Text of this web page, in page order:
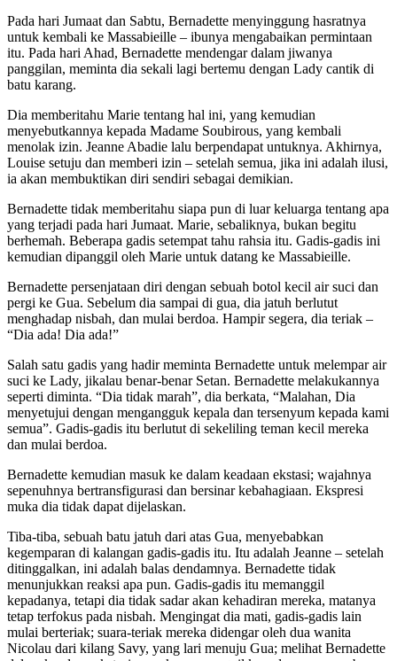
Pada hari Jumaat dan Sabtu, Bernadette menyinggung hasratnya
untuk kembali ke Massabieille – ibunya mengabaikan permintaan
itu. Pada hari Ahad, Bernadette mendengar dalam jiwanya
panggilan, meminta dia sekali lagi bertemu dengan Lady cantik di
batu karang.
Dia memberitahu Marie tentang hal ini, yang kemudian
menyebutkannya kepada Madame Soubirous, yang kembali
menolak izin. Jeanne Abadie lalu berpendapat untuknya. Akhirnya,
Louise setuju dan memberi izin – setelah semua, jika ini adalah ilusi,
ia akan membuktikan diri sendiri sebagai demikian.
Bernadette tidak memberitahu siapa pun di luar keluarga tentang apa
yang terjadi pada hari Jumaat. Marie, sebaliknya, bukan begitu
berhemah. Beberapa gadis setempat tahu rahsia itu. Gadis-gadis ini
kemudian dipanggil oleh Marie untuk datang ke Massabieille.
Bernadette persenjataan diri dengan sebuah botol kecil air suci dan
pergi ke Gua. Sebelum dia sampai di gua, dia jatuh berlutut
menghadap nisbah, dan mulai berdoa. Hampir segera, dia teriak –
“Dia ada! Dia ada!”
Salah satu gadis yang hadir meminta Bernadette untuk melempar air
suci ke Lady, jikalau benar-benar Setan. Bernadette melakukannya
seperti diminta. “Dia tidak marah”, dia berkata, “Malahan, Dia
menyetujui dengan mengangguk kepala dan tersenyum kepada kami
semua”. Gadis-gadis itu berlutut di sekeliling teman kecil mereka
dan mulai berdoa.
Bernadette kemudian masuk ke dalam keadaan ekstasi; wajahnya
sepenuhnya bertransfigurasi dan bersinar kebahagiaan. Ekspresi
muka dia tidak dapat dijelaskan.
Tiba-tiba, sebuah batu jatuh dari atas Gua, menyebabkan
kegemparan di kalangan gadis-gadis itu. Itu adalah Jeanne – setelah
ditinggalkan, ini adalah balas dendamnya. Bernadette tidak
menunjukkan reaksi apa pun. Gadis-gadis itu memanggil
kepadanya, tetapi dia tidak sadar akan kehadiran mereka, matanya
tetap terfokus pada nisbah. Mengingat dia mati, gadis-gadis lain
mulai berteriak; suara-teriak mereka didengar oleh dua wanita
Nicolau dari kilang Savy, yang lari menuju Gua; melihat Bernadette